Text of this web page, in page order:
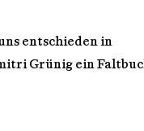
entschieden in
Grünig ein